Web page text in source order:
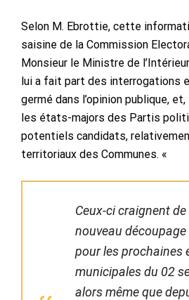
Selon M. Ebrottie, cette
saisine de la Commission
Monsieur le Ministre de
lui a fait part des interrogations
germé dans l’opinion publique,
les états-majors des Partis
potentiels candidats,
territoriaux des Communes. «
Ceux-ci craignent
nouveau
pour les prochaines
municipales du 02
alors même que